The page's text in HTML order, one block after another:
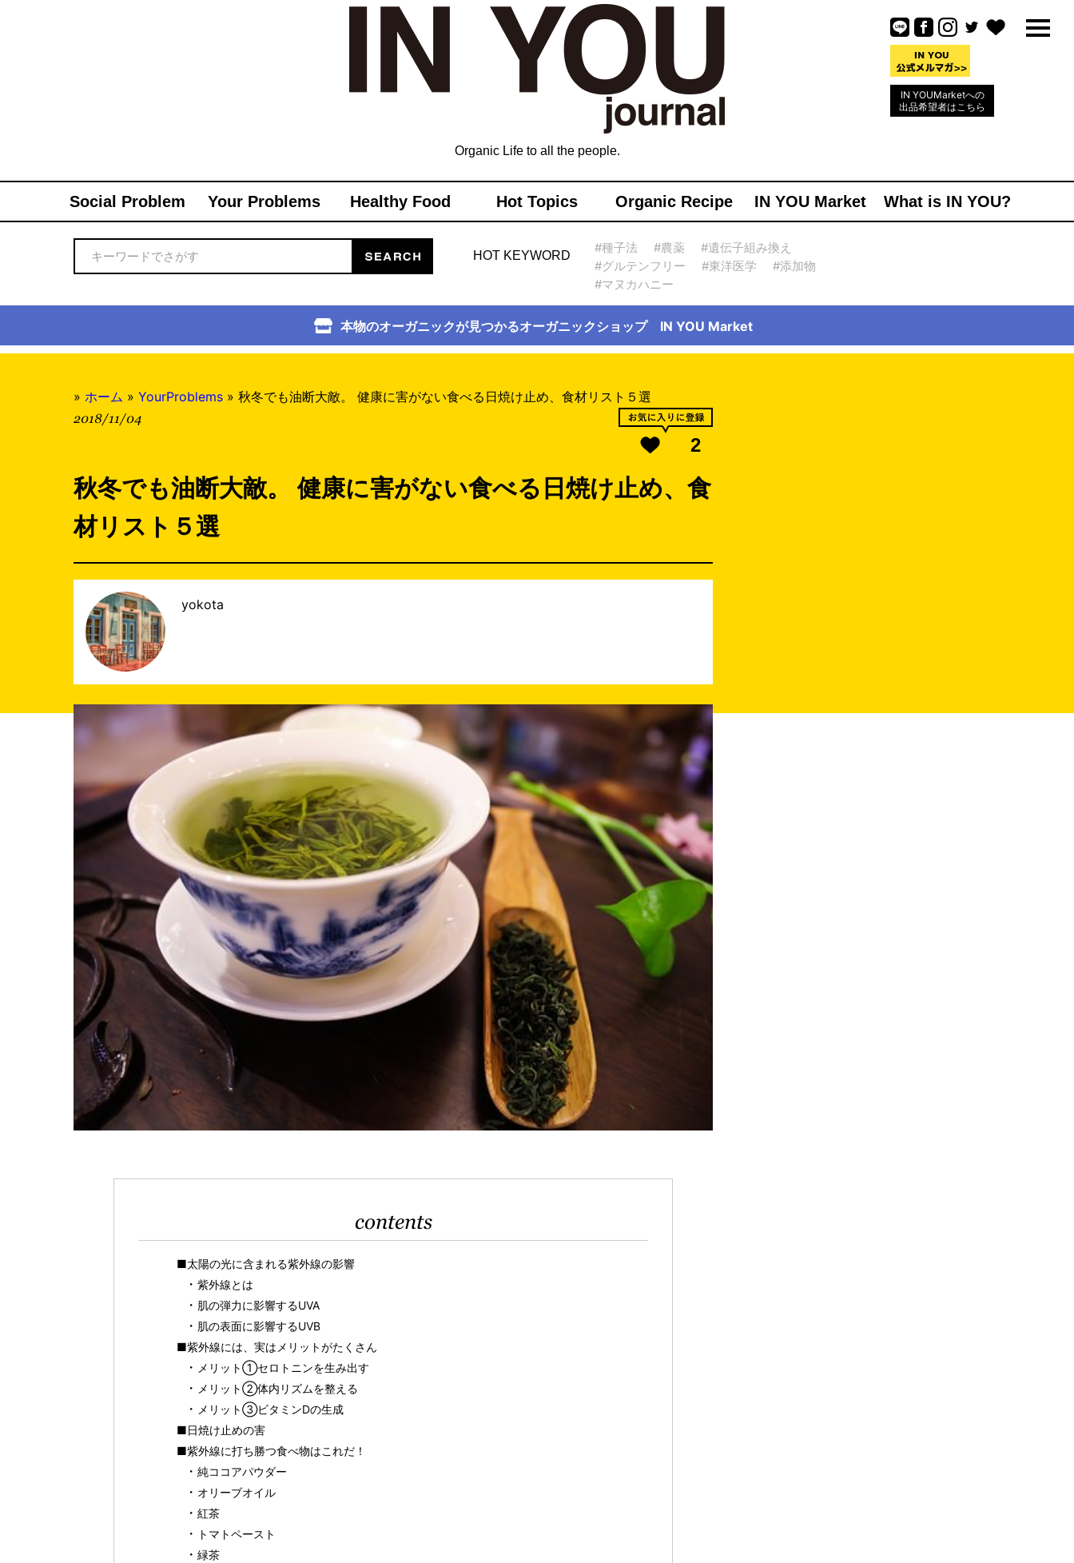
IN YOUMarketへの
出品希望者はこちら
Organic Life to all the people.
Social Problem Your Problems Healthy Food Hot Topics Organic Recipe IN YOU Market What is IN YOU?
HOT KEYWORD
#種子法 #農薬
#遺伝子組み換え
#グルテンフリー
#東洋医学
#添加物
#マヌカハニー
本物のオーガニックが見つかるオーガニックショップ IN YOU Market
» ホーム » YourProblems » 秋冬でも油断大敵。 健康に害がない食べる日焼け止め、食材リスト５選
2018/11/04
2
秋冬でも油断大敵。 健康に害がない食べる日焼け止め、食
材リスト５選
yokota
contents
■太陽の光に含まれる紫外線の影響
紫外線とは
肌の弾力に影響するUVA
肌の表面に影響するUVB
■紫外線には、実はメリットがたくさん
メリット①セロトニンを生み出す
メリット②体内リズムを整える
メリット③ビタミンDの生成
■日焼け止めの害
■紫外線に打ち勝つ食べ物はこれだ！
純ココアパウダー
オリーブオイル
紅茶
トマトペースト
緑茶